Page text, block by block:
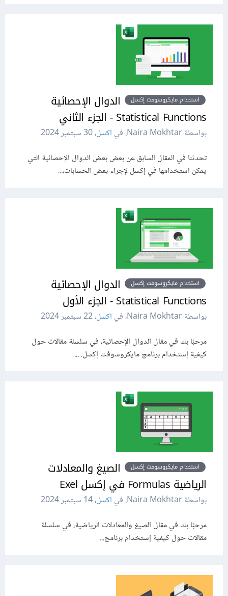
استخدام مايكروسوفت إكسل
الدوال الإحصائية
Statistical Functions - الجزء الثاني
بواسطة Naira Mokhtar، في اكسل،30 سبتمبر 2024
تحدثنا في المقال السابق عن بعض بعض الدوال الإحصائية التي
يمكن استخدامها في إكسل لإجراء بعض الحسابات،...
استخدام مايكروسوفت إكسل
الدوال الإحصائية
Statistical Functions - الجزء الأول
بواسطة Naira Mokhtar، في اكسل،22 سبتمبر 2024
مرحبًا بك في مقال الدوال الإحصائية، في سلسلة مقالات حول
كيفية إستخدام برنامج مايكروسوفت إكسل. ...
استخدام مايكروسوفت إكسل
الصيغ والمعادلات
الرياضية Formulas في إكسل Exel
بواسطة Naira Mokhtar، في اكسل،14 سبتمبر 2024
مرحبًا بك في مقال الصيغ والمعادلات الرياضية، في سلسلة
مقالات حول كيفية إستخدام برنامج...